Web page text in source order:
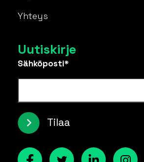
Yhteys
Uutiskirje
Sähköposti*
Tilaa